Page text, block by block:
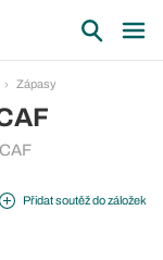
Zápasy
Přidat soutěž do záložek